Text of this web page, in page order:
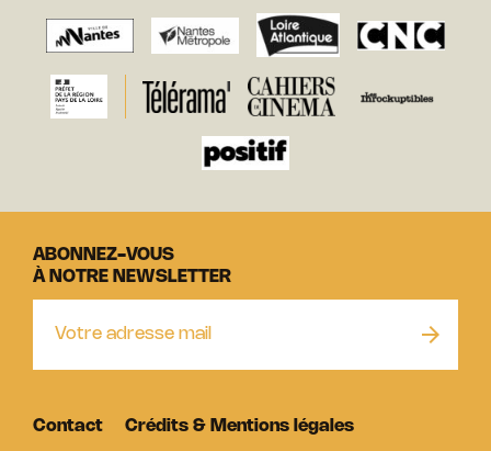
ABONNEZ-VOUS
À NOTRE NEWSLETTER
Contact Crédits & Mentions légales